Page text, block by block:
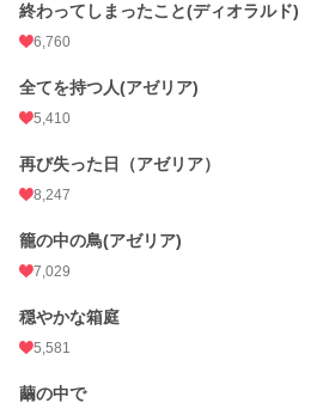
終わってしまったこと(ディオラルド)
6,760
全てを持つ人(アゼリア)
5,410
再び失った日（アゼリア）
8,247
籠の中の鳥(アゼリア)
7,029
穏やかな箱庭
5,581
繭の中で